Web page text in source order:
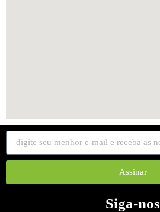
Assinar
Siga-nos